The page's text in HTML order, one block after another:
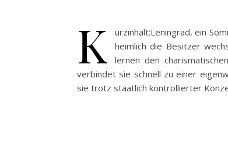
K
urzinhalt:Leningrad, ein
heimlich die Besitzer
lernen den
verbindet sie schnell zu einer
sie trotz staatlich kontrollierter